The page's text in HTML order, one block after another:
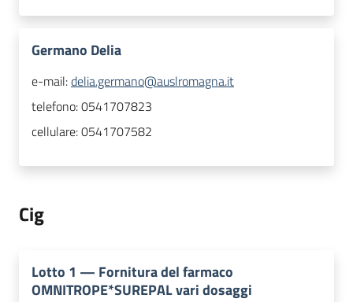
Germano Delia
e-mail:delia.germano@auslromagna.it
telefono:0541707823
cellulare:0541707582
Cig
Lotto 1 — Fornitura del farmaco
OMNITROPE*SUREPAL vari dosaggi